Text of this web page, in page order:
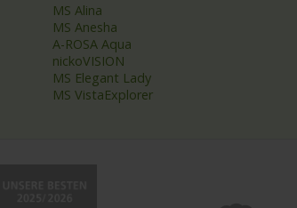
MS Alina
MS Anesha
A-ROSA Aqua
nickoVISION
MS Elegant Lady
MS VistaExplorer